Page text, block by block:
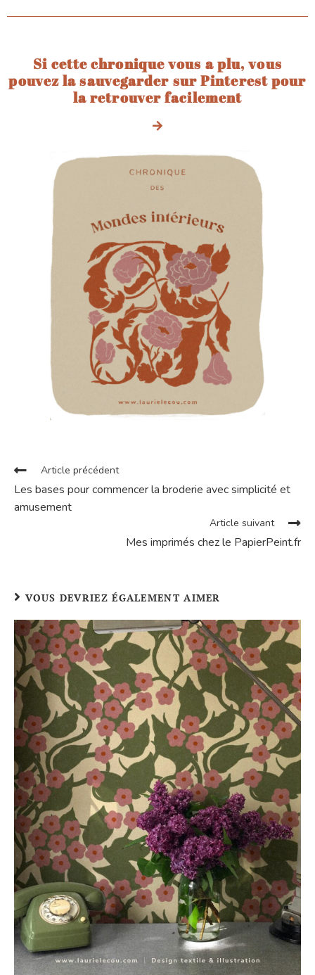
Si cette chronique vous a plu, vous
pouvez la sauvegarder sur Pinterest pour
la retrouver facilement
Article précédent
Les bases pour commencer la broderie avec simplicité et
amusement
Article suivant
Mes imprimés chez le PapierPeint.fr
VOUS DEVRIEZ ÉGALEMENT AIMER